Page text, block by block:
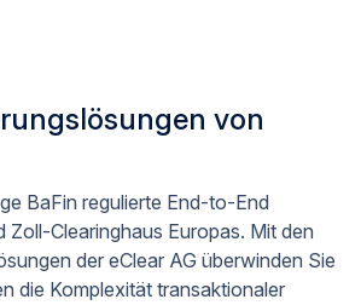
von
BaFin regulierte End-to-End
Zoll-Clearinghaus Europas. Mit den
der eClear AG überwinden Sie
die Komplexität transaktionaler